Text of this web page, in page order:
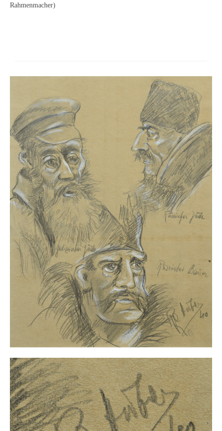
Abstraktion
Industrie & Arbeit
Mediterrane Landschaft
Norddeutsche Landschaften
Süddeutsche Landschaft
Selbstbildnisse
Stillleben
Neues
Tägliche Dosis Kunst
Themenflyer
Themenflyer: Trügerische Idyllen
Themenflyer: Buch und Schrift in der Kunst
Themenflyer: Sehnsucht Süden
Themenflyer: Walter Becker
Themenflyer: Richild Holt
Themenflyer: Ernst Geitlinger
Themenflyer: Michel Wagner
Weitere Themenflyer
Rahmenmacher)